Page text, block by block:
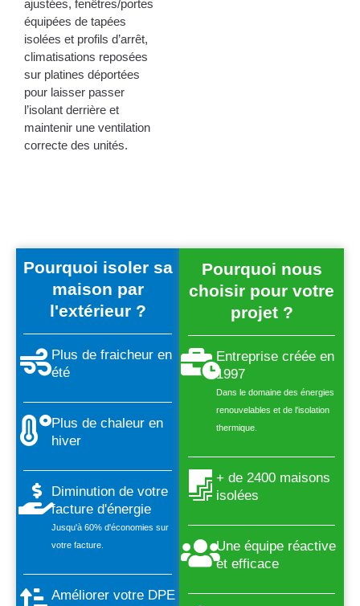
ajustées, fenêtres/portes
équipées de tapées
isolées et profils d’arrêt,
climatisations reposées
sur platines déportées
pour laisser passer
l’isolant derrière et
maintenir une ventilation
correcte des unités.
Pourquoi isoler sa
maison par
l'extérieur ?
Plus de fraicheur en
été
Plus de chaleur en
hiver
Diminution de votre
facture d'énergie
Jusqu'à 60% d'économies sur
votre facture.
Améliorer votre DPE
Pourquoi nous
choisir pour votre
projet ?
Entreprise créée en
1997
Dans le domaine des énergies
renouvelables et de l'isolation
thermique.
+ de 2400 maisons
isolées
Une équipe réactive
et efficace